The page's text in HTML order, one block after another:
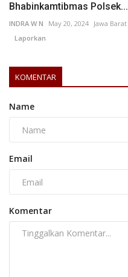
Bhabinkamtibmas Polsek...
INDRA W N May 20, 2024 Jawa Barat
Laporkan
KOMENTAR
Name
Email
Komentar